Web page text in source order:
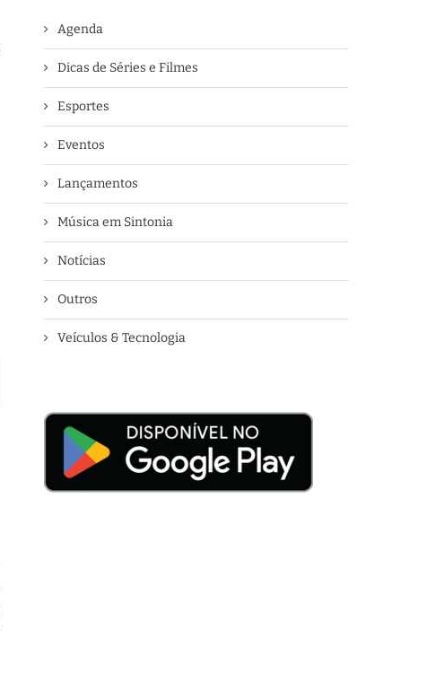
Agenda
Dicas de Séries e Filmes
Esportes
Eventos
Lançamentos
Música em Sintonia
Notícias
Outros
Veículos & Tecnologia